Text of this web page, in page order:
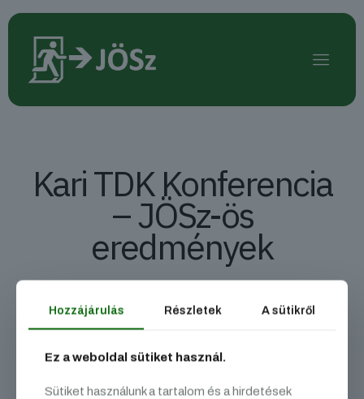
Kari TDK Konferencia
– JÖSz-ös
eredmények
Tudományos Diákköri Konferencia, melyen számos JÖSz-ös
mutatta be kutatásainak eredményét!
A kari forduló eredményei alapjánBartuszek Lilla
Gábortovábbjutóként képviselheti egyetemünket az
Hozzájárulás Részletek A sütikről
Ez a weboldal sütiket használ.
Sütiket használunk a tartalom és a hirdetések